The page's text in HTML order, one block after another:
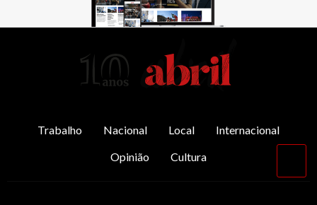
Trabalho Nacional Local
Internacional
Opinião
Cultura